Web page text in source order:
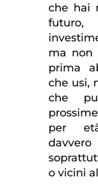
che hai
ma non
prima
che usi,
che
per
o vicini